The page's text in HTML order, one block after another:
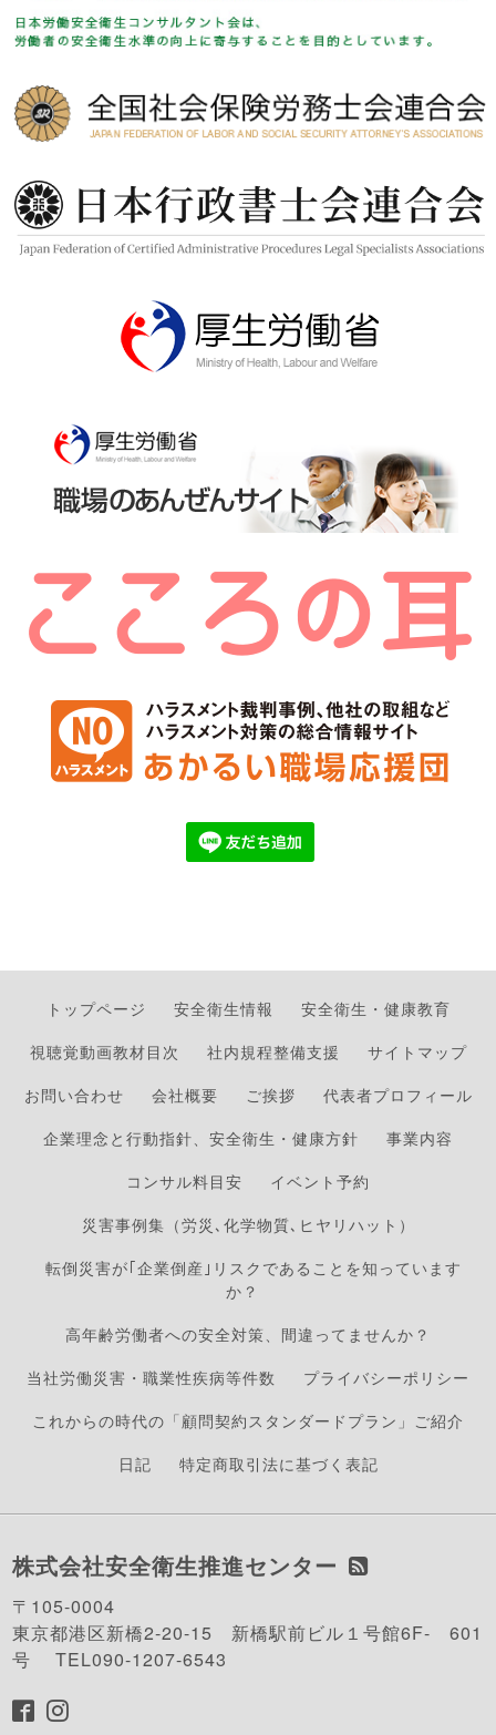
トップページ 安全衛生情報
安全衛生・健康教育
視聴覚動画教材目次
社内規程整備支援
サイトマップ
お問い合わせ
会社概要 ご挨拶
代表者プロフィール
企業理念と行動指針、安全衛生・健康方針
事業内容
コンサル料目安
イベント予約
災害事例集（労災､化学物質､ヒヤリハット）
転倒災害が｢企業倒産｣リスクであることを知っています
か？
高年齢労働者への安全対策、間違ってませんか？
当社労働災害・職業性疾病等件数
プライバシーポリシー
これからの時代の「顧問契約スタンダードプラン」ご紹介
日記
特定商取引法に基づく表記
株式会社安全衛生推進センター
〒105-0004
東京都港区新橋2-20-15 新橋駅前ビル１号館6F- 601
号 TEL090-1207-6543